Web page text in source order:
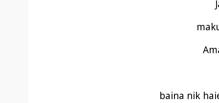
baina nik